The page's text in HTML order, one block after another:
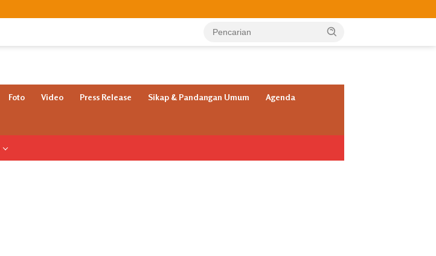
Foto Video Press Release Sikap & Pandangan Umum Agenda